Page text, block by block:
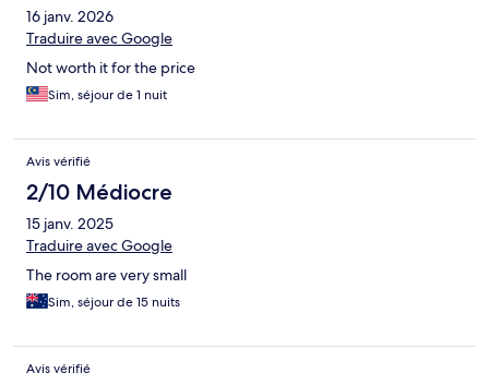
16 janv. 2026
Traduire avec Google
Not worth it for the price
Sim, séjour de 1 nuit
Avis vérifié
2/10 Médiocre
15 janv. 2025
Traduire avec Google
The room are very small
Sim, séjour de 15 nuits
Avis vérifié